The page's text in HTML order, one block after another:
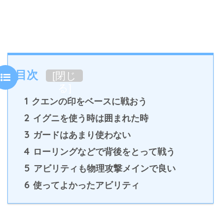
目次 [閉じ
1 クエンの印をベースに戦おう
2 イグニを使う時は囲まれた時
3 ガードはあまり使わない
4 ローリングなどで背後をとって戦う
5 アビリティも物理攻撃メインで良い
6 使ってよかったアビリティ